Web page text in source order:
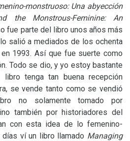
monstruoso: Una abyección
the Monstrous-Feminine: An
fue parte del libro unos años más
salió a mediados de los ochenta
1993. Así que fue suerte como
Todo se dio, y yo estoy bastante
tenga tan buena recepción
se vende tanto como se vendió
no solamente tomado por
también por historiadores del
con esta idea de lo femenino-
ví un libro llamado Managing